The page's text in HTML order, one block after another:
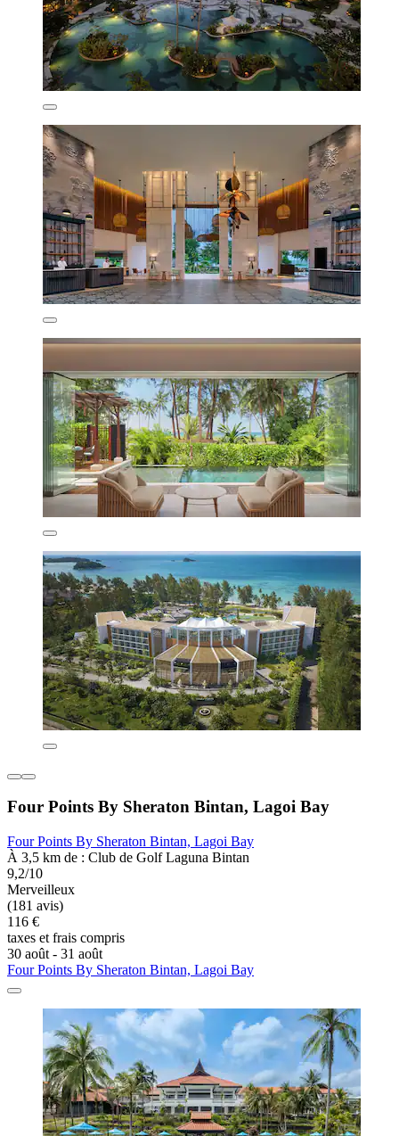
Four Points By Sheraton Bintan, Lagoi Bay
Four Points By Sheraton Bintan, Lagoi Bay
À 3,5 km de : Club de Golf Laguna Bintan
9,2/10
Merveilleux
(181 avis)
116 €
taxes et frais compris
30 août - 31 août
Four Points By Sheraton Bintan, Lagoi Bay